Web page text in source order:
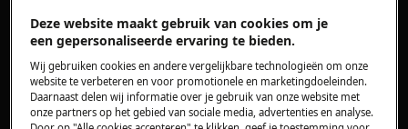
Voor het bestellen van onderdelen en
accessoires kan je dit doen via één van onze
webshops.
AEG Webshopvoor AEG onderdelen
Deze website maakt gebruik van cookies om je
een gepersonaliseerde ervaring te bieden.
Wij gebruiken cookies en andere vergelijkbare technologieën om onze
website te verbeteren en voor promotionele en marketingdoeleinden.
Daarnaast delen wij informatie over je gebruik van onze website met
onze partners op het gebied van sociale media, advertenties en analyse.